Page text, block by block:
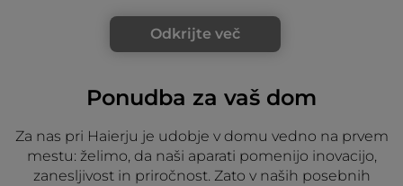
Odkrijte več
Ponudba za vaš dom
Za nas pri Haierju je udobje v domu vedno na prvem
mestu: želimo, da naši aparati pomenijo inovacijo,
zanesljivost in priročnost. Zato v naših posebnih